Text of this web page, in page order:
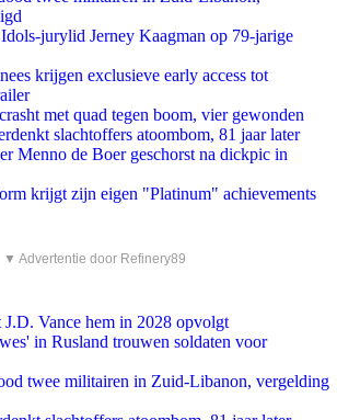
Idols-jurylid Jerney Kaagman op 79-jarige
krijgen exclusieve early access tot
met quad tegen boom, vier gewonden
slachtoffers atoombom, 81 jaar later
Menno de Boer geschorst na dickpic in
krijgt zijn eigen "Platinum" achievements
▼ Advertentie door Refinery89
Vance hem in 2028 opvolgt
in Rusland trouwen soldaten voor
twee militairen in Zuid-Libanon, vergelding